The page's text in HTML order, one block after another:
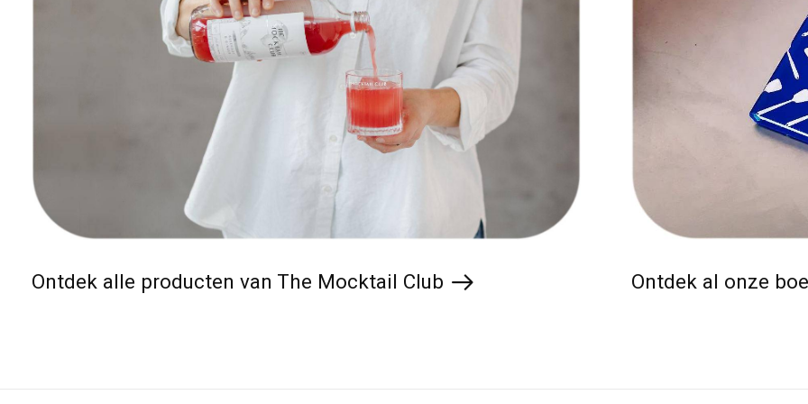
Ontdek alle producten van The Mocktail Club Ontdek al onze